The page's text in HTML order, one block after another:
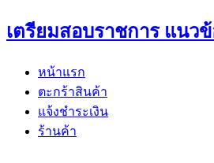
Skip
to
เตรียมสอบราชการ แนว
หน้าแรก
ตะกร้าสินค้า
แจ้งชำระเงิน
ร้านค้า